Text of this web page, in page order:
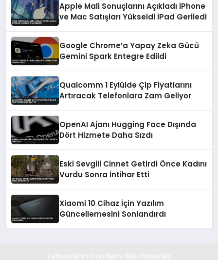
Apple Mali Sonuçlarını Açıkladı iPhone
ve Mac Satışları Yükseldi iPad Geriledi
Google Chrome’a Yapay Zeka Gücü
Gemini Spark Entegre Edildi
Qualcomm 1 Eylülde Çip Fiyatlarını
Artıracak Telefonlara Zam Geliyor
OpenAI Ajanı Hugging Face Dışında
Dört Hizmete Daha Sızdı
Eski Sevgili Cinnet Getirdi Önce Kadını
Vurdu Sonra İntihar Etti
Xiaomi 10 Cihaz İçin Yazılım
Güncellemesini Sonlandırdı